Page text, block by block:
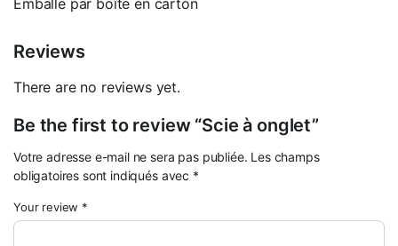
Emballé par boîte en carton
Reviews
There are no reviews yet.
Be the first to review “Scie à onglet”
Votre adresse e-mail ne sera pas publiée. Les champs
obligatoires sont indiqués avec *
Your review *